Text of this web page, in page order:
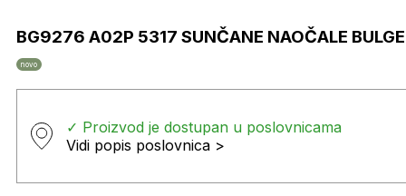
BG9276 A02P 5317 SUNČANE NAOČALE
novo
✓ Proizvod je dostupan u poslovnicama
Vidi popis poslovnica >